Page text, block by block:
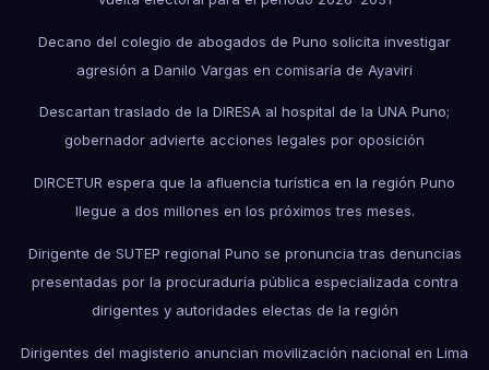
Decano del colegio de abogados de Puno solicita investigar
agresión a Danilo Vargas en comisaría de Ayaviri
Descartan traslado de la DIRESA al hospital de la UNA Puno;
gobernador advierte acciones legales por oposición
DIRCETUR espera que la afluencia turística en la región Puno
llegue a dos millones en los próximos tres meses.
Dirigente de SUTEP regional Puno se pronuncia tras denuncias
presentadas por la procuraduría pública especializada contra
dirigentes y autoridades electas de la región
Dirigentes del magisterio anuncian movilización nacional en Lima